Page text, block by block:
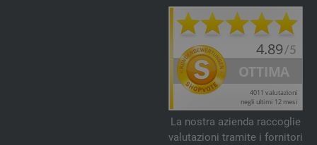
La nostra azienda raccoglie
valutazioni tramite i fornitori